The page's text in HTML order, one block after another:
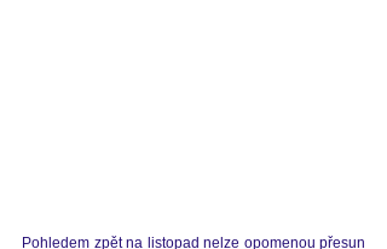
Pohledem zpět na listopad nelze opomenou přesun